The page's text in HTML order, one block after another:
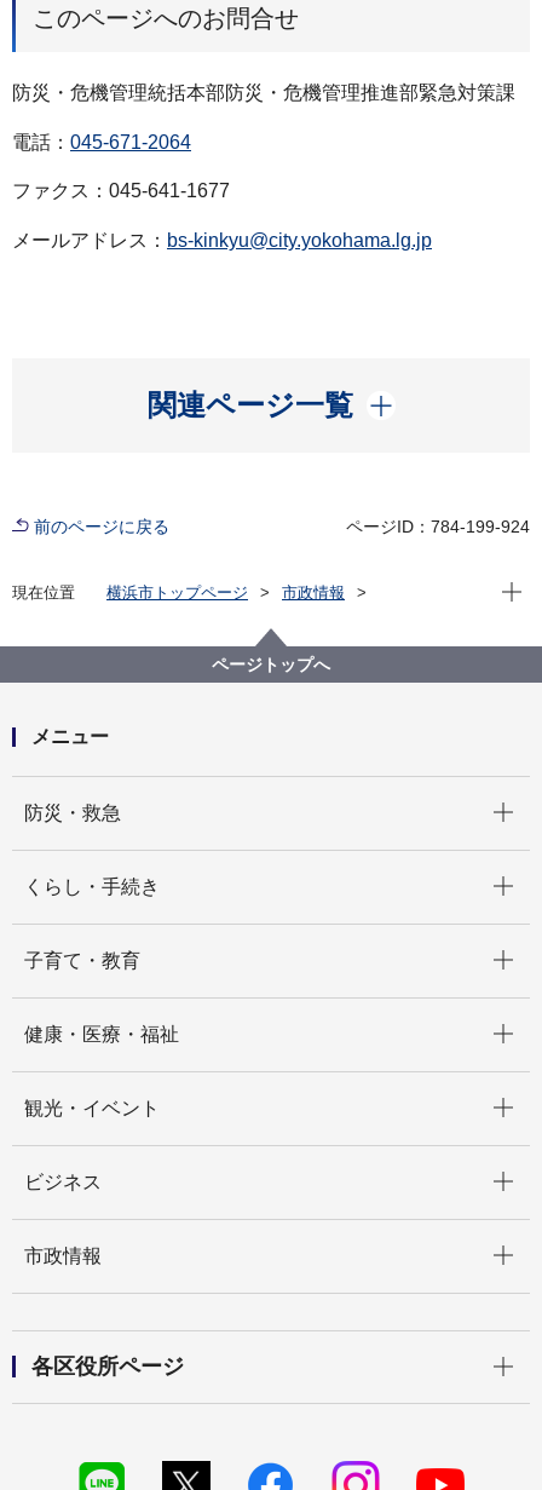
このページへのお問合せ
防災・危機管理統括本部防災・危機管理推進部緊急対策課
電話： 045-671-2064
ファクス：045-641-1677
メールアドレス： bs-kinkyu@city.yokohama.lg.jp
関連ページ一覧
開く
前のページに戻る ページID：784-199-924
現在位置 横浜市トップページ
市政情報
神奈川県クリーニング生活衛生同業組合と「災害時に
おけるクリーニング支援に関する協定」を締結しまし
現在
ページトップへ
メニュー
防災・救急
くらし・手続き
子育て・教育
健康・医療・福祉
観光・イベント
ビジネス
市政情報
各区役所ページ